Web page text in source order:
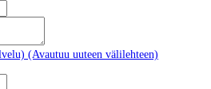
(Avautuu uuteen välilehteen)